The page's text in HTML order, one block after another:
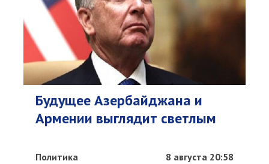
Будущее Азербайджана и
Армении выглядит светлым
Политика 8 августа 20:58